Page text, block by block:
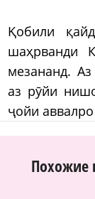
Қобили
шаҳрванди
мезананд.
аз рӯйи
ҷойи
Похожие